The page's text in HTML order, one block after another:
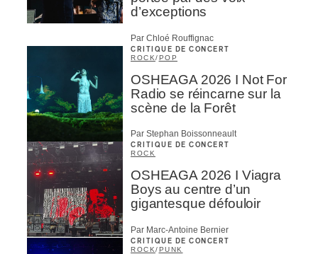
d’exceptions
Par Chloé Rouffignac
CRITIQUE DE CONCERT
ROCK/POP
OSHEAGA 2026 I Not For
Radio se réincarne sur la
scène de la Forêt
Par Stephan Boissonneault
CRITIQUE DE CONCERT
ROCK
OSHEAGA 2026 I Viagra
Boys au centre d’un
gigantesque défouloir
Par Marc-Antoine Bernier
CRITIQUE DE CONCERT
ROCK/PUNK